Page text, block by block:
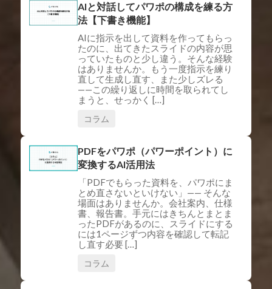
AIと対話してパワポの構成を練る方
法【下書き機能】
AIに指示を出して資料を作ってもらっ
たのに、出てきたスライドの内容が思
っていたものと少し違う。そんな経験
はありませんか。もう一度指示を練り
直して生成し直す、また少しズレる
——この繰り返しに時間を取られてし
まうと、せっかく […]
コラム
PDFをパワポ（パワーポイント）に
変換するAI活用法
「PDFでもらった資料を、パワポにま
とめ直さないといけない」—— そんな
場面はありませんか。会社案内、仕様
書、報告書。手元にはきちんとまとま
ったPDFがあるのに、スライドにする
には1ページずつ内容を確認して転記
し直す必要 […]
コラム